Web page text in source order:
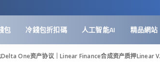
包 冷錢包折扣碼 人工智能AI 精品網站
Finance合成资产质押Linear Vault（机枪池/金库）赚取流动性挖矿｜如何赚取被动收入？